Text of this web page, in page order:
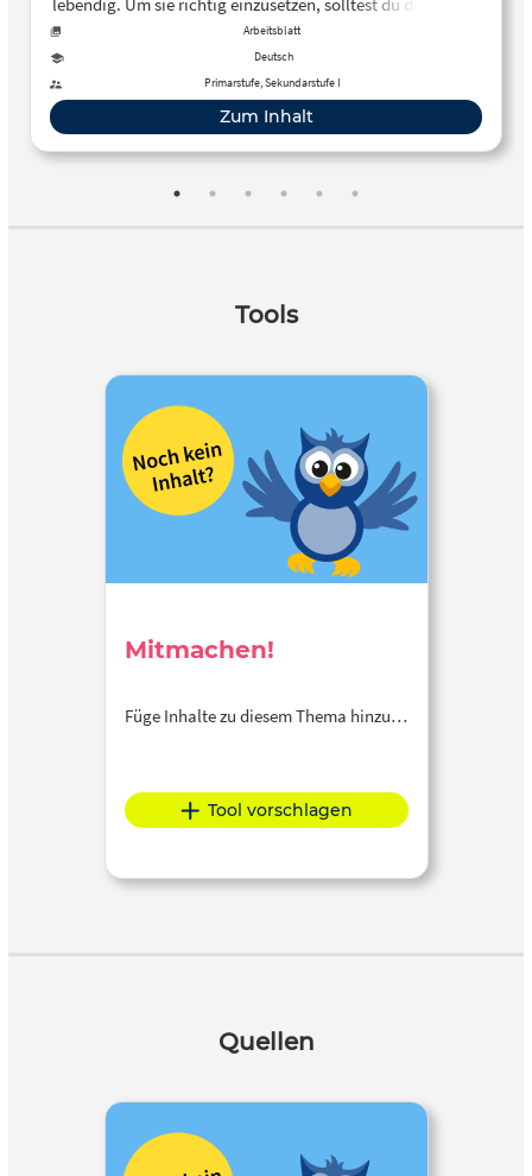
zur Zeichensetzung in der wörtlichen Rede kennen. Das
Erklärvideo stellt dir die drei verschiedenen Möglichkeiten
vor.
Arbeitsblatt
Deutsch
Primarstufe, Sekundarstufe I
Zum Inhalt
Tools
Mitmachen!
Füge Inhalte zu diesem Thema hinzu…
Tool vorschlagen
Quellen